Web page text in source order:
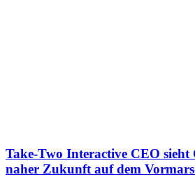
Take-Two Interactive CEO
naher Zukunft auf dem